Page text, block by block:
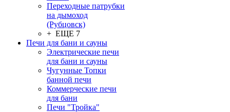
Переходные патрубки
на дымоход
(Рубцовск)
+ ЕЩЕ 7
Печи для бани и сауны
Электрические печи
для бани и сауны
Чугунные Топки
банной печи
Коммерческие печи
для бани
Печи "Тройка"